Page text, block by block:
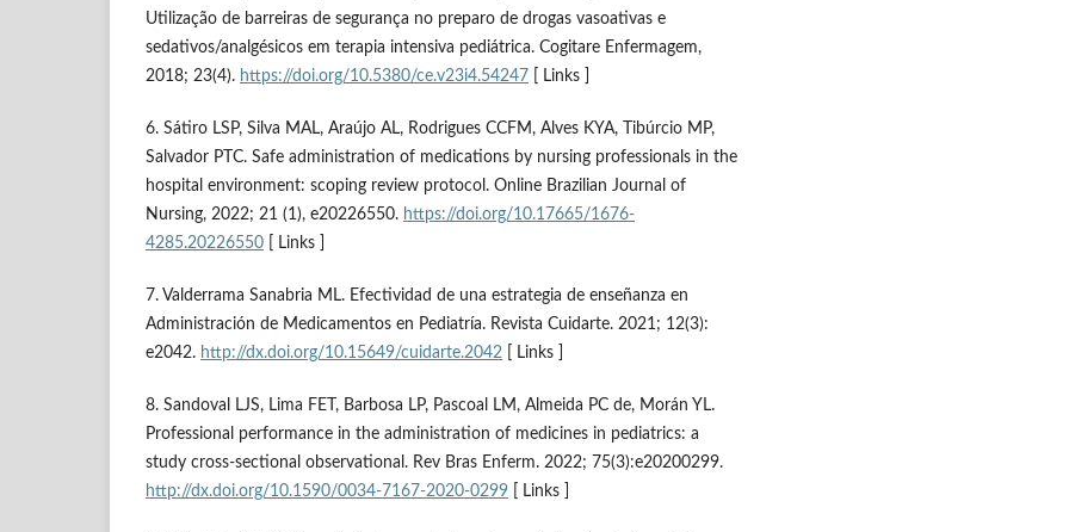
Utilização de barreiras de segurança no preparo de drogas vasoativas e
sedativos/analgésicos em terapia intensiva pediátrica. Cogitare Enfermagem,
2018; 23(4). https://doi.org/10.5380/ce.v23i4.54247 [ Links ]
6. Sátiro LSP, Silva MAL, Araújo AL, Rodrigues CCFM, Alves KYA, Tibúrcio MP,
Salvador PTC. Safe administration of medications by nursing professionals in the
hospital environment: scoping review protocol. Online Brazilian Journal of
Nursing, 2022; 21 (1), e20226550. https://doi.org/10.17665/1676-
4285.20226550 [ Links ]
7. Valderrama Sanabria ML. Efectividad de una estrategia de enseñanza en
Administración de Medicamentos en Pediatría. Revista Cuidarte. 2021; 12(3):
e2042. http://dx.doi.org/10.15649/cuidarte.2042 [ Links ]
8. Sandoval LJS, Lima FET, Barbosa LP, Pascoal LM, Almeida PC de, Morán YL.
Professional performance in the administration of medicines in pediatrics: a
study cross-sectional observational. Rev Bras Enferm. 2022; 75(3):e20200299.
http://dx.doi.org/10.1590/0034-7167-2020-0299 [ Links ]